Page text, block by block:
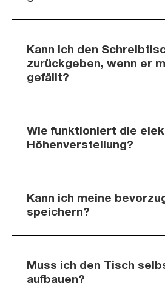
Kann ich den
zurückgeben, wenn er
gefällt?
Wie funktioniert die
Höhenverstellung?
Kann ich meine
speichern?
Muss ich den Tisch
aufbauen?